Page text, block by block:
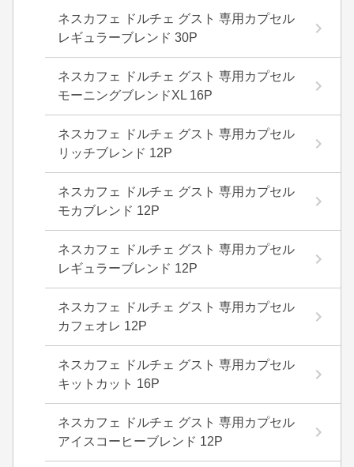
ネスカフェ ドルチェ グスト 専用カプセル
レギュラーブレンド 30P
ネスカフェ ドルチェ グスト 専用カプセル
モーニングブレンドXL 16P
ネスカフェ ドルチェ グスト 専用カプセル
リッチブレンド 12P
ネスカフェ ドルチェ グスト 専用カプセル
モカブレンド 12P
ネスカフェ ドルチェ グスト 専用カプセル
レギュラーブレンド 12P
ネスカフェ ドルチェ グスト 専用カプセル
カフェオレ 12P
ネスカフェ ドルチェ グスト 専用カプセル
キットカット 16P
ネスカフェ ドルチェ グスト 専用カプセル
アイスコーヒーブレンド 12P